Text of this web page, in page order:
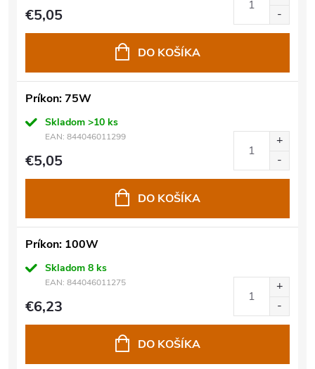
€5,05
DO KOŠÍKA
Príkon: 75W
Skladom >10 ks
EAN: 844046011299
€5,05
DO KOŠÍKA
Príkon: 100W
Skladom 8 ks
EAN: 844046011275
€6,23
DO KOŠÍKA